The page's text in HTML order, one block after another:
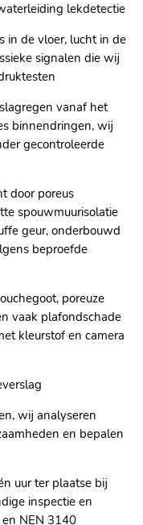
lekdetectie
in de vloer, lucht in de
signalen die wij
vanaf het
binnendringen, wij
gecontroleerde
door poreus
spouwmuurisolatie
geur, onderbouwd
beproefde
poreuze
vaak plafondschade
kleurstof en camera
wij analyseren
en bepalen
uur ter plaatse bij
inspectie en
NEN 3140